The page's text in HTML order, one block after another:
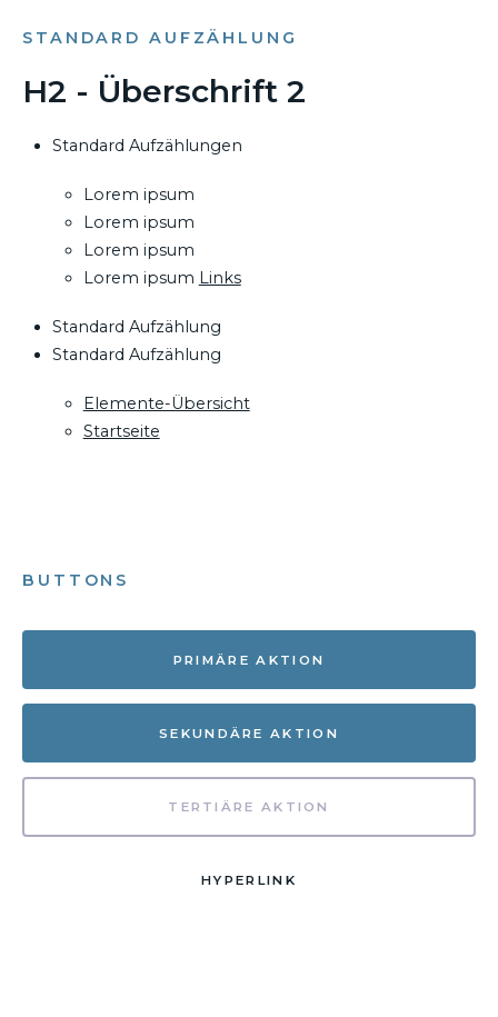
STANDARD AUFZÄHLUNG
H2 - Überschrift 2
Standard Aufzählungen
Lorem ipsum
Lorem ipsum
Lorem ipsum
Lorem ipsum Links
Standard Aufzählung
Standard Aufzählung
Elemente-Übersicht
Startseite
BUTTONS
PRIMÄRE AKTION
SEKUNDÄRE AKTION
TERTIÄRE AKTION
HYPERLINK